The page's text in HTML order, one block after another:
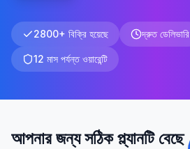
2800+ বিক্রি হয়েছে দ্রুত ডেলিভারি
12 মাস পর্যন্ত ওয়ারেন্টি
আপনার জন্য সঠিক প্ল্যানটি বেছে